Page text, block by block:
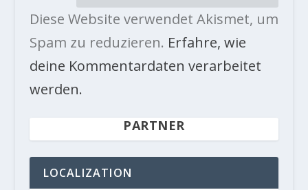
Diese Website verwendet Akismet, um
Spam zu reduzieren. Erfahre, wie
deine Kommentardaten verarbeitet
werden.
PARTNER
LOCALIZATION